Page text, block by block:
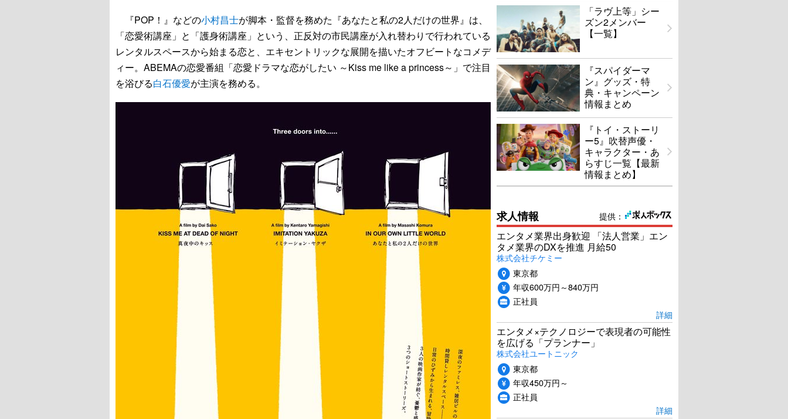
『POP！』などの小村昌士が脚本・監督を務めた『あなたと私の2人だけの世界』は、
「恋愛術講座」と「護身術講座」という、正反対の市民講座が入れ替わりで行われている
レンタルスペースから始まる恋と、エキセントリックな展開を描いたオフビートなコメデ
ィー。ABEMAの恋愛番組「恋愛ドラマな恋がしたい ～Kiss me like a princess～」で注目
を浴びる白石優愛が主演を務める。
「ラヴ上等」シー
ズン2メンバー
【一覧】
『スパイダーマ
ン』グッズ・特
典・キャンペーン
情報まとめ
『トイ・ストーリ
ー5』吹替声優・
キャラクター・あ
らすじ一覧【最新
情報まとめ】
提供：
求人情報
エンタメ業界出身歓迎 「法人営業」エン
タメ業界のDXを推進 月給50
株式会社チケミー
東京都
年収600万円～840万円
正社員
詳細
エンタメ×テクノロジーで表現者の可能性
を広げる「プランナー」
株式会社ユートニック
東京都
年収450万円～
正社員
詳細